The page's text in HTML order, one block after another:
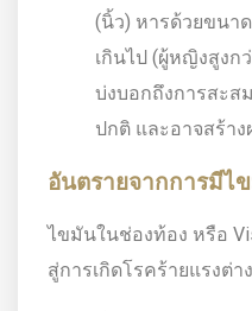
(นิ้ว) หารด้วยขนา
เกินไป (ผู้หญิงสูงก
บ่งบอกถึงการสะส
ปกติ และอาจสร้า
อันตรายจากการมีไ
ไขมันในช่องท้อง หรือ
สู่การเกิดโรคร้ายแรงต่า